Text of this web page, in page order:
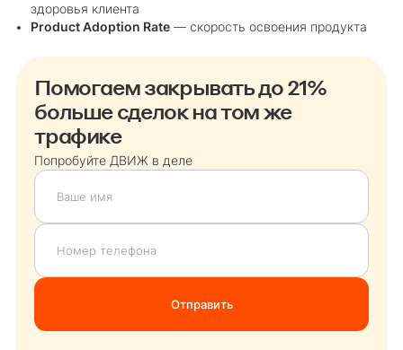
здоровья клиента
Product Adoption Rate— скорость освоения продукта
Помогаем закрывать до 21%
больше сделок на том же
трафике
Попробуйте ДВИЖ в деле